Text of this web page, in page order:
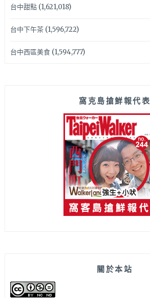
台中甜點(1,621,018)
台中下午茶(1,596,722)
台中西區美食(1,594,777)
窩克島搶鮮報代表
關於本站